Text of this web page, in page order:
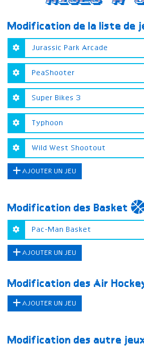
Modification de la liste de
AJOUTER UN JEU
Modification des Basket
AJOUTER UN JEU
Modification des Air
AJOUTER UN JEU
Modification des autre